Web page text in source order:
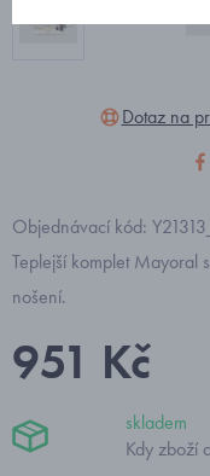
Dotaz na
Objednávací kód:
Teplejší komplet Mayoral
nošení.
951 Kč
skladem
Kdy zboží